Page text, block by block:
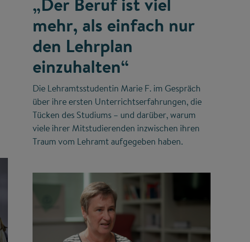
mehr, als einfach nur
den Lehrplan
einzuhalten“
Die Lehramtsstudentin Marie F. im Gespräch
über ihre ersten Unterrichtserfahrungen, die
Tücken des Studiums – und darüber, warum
viele ihrer Mitstudierenden inzwischen ihren
Traum vom Lehramt aufgegeben haben.